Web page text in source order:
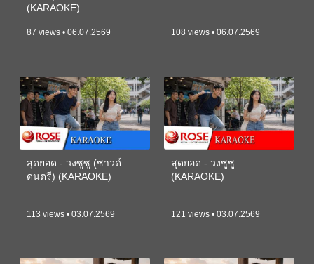
(KARAOKE)
87 views • 06.07.2569 108 views • 06.07.2569
สุดยอด - วงซูซู (ซาวด์
ดนตรี) (KARAOKE)
113 views • 03.07.2569
สุดยอด - วงซูซู
(KARAOKE)
121 views • 03.07.2569